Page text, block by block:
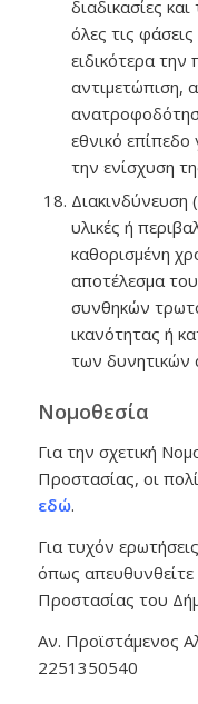
διαδικασίες
όλες τις
ειδικότερα
αντιμετώπιση,
εθνικό επίπεδο
την ενίσχυση
Διακινδύνευση
υλικές ή
καθορισμένη
αποτέλεσμα
συνθηκών
ικανότητας ή
των δυνητικών
Νομοθεσία
Για την σχετική
Προστασίας, οι
εδώ.
Για τυχόν
όπως απευθυνθείτε
Προστασίας του
Αν. Προϊστάμενος
2251350540